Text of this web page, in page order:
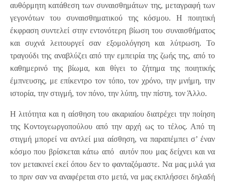
αυθόρμητη κατάθεση των συναισθημάτων της, μεταγραφή των
γεγονότων του συναισθηματικού της κόσμου. Η ποιητική
έκφραση συντελεί στην εντονότερη βίωση του συναισθήματος
και συχνά λειτουργεί σαν εξομολόγηση και λύτρωση. Το
τραγούδι της αναβλύζει από την εμπειρία της ζωής της, από το
καθημερινό της βίωμα, και θίγει το ζήτημα της ποιητικής
έμπνευσης, με επίκεντρο τον τόπο, τον χρόνο, την μνήμη, την
ιστορία, την στιγμή, τον πόνο, την λύπη, την πίστη, τον Άλλο.
Η λιτότητα και η αίσθηση του ακαριαίου διατρέχει την ποίηση
της Κοντογεωργοπούλου από την αρχή ως το τέλος. Από τη
στιγμή μπορεί να αντλεί μια αίσθηση, να παραπέμπει σ’ έναν
κόσμο που βρίσκεται κάτω από αυτόν που μας δείχνει και να
τον μετακινεί εκεί όπου δεν το φανταζόμαστε. Να μας μιλά για
το πριν σαν να αναφέρεται στο μετά, να μας εκπλήσσει δηλαδή